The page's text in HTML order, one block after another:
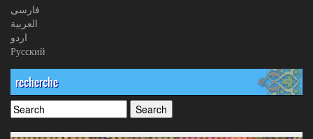
فارسی
العربیة
اردو
Русский
recherche